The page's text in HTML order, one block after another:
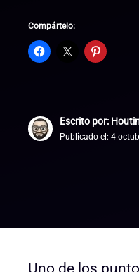
Compártelo:
Escrito por:
Publicado el: 4
Uno de los